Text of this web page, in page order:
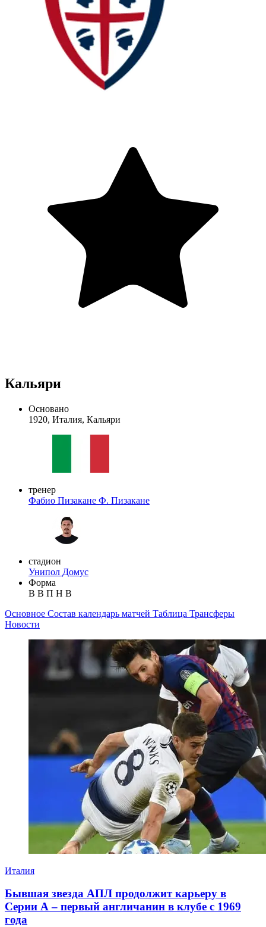
Кальяри
Основано
1920, Италия, Кальяри
тренер
Фабио Пизакане Ф. Пизакане
стадион
Унипол Домус
Форма
В В П Н В
Основное Состав календарь матчей Таблица Трансферы
Новости
Италия
Бывшая звезда АПЛ продолжит карьеру в
Серии А – первый англичанин в клубе с 1969
года